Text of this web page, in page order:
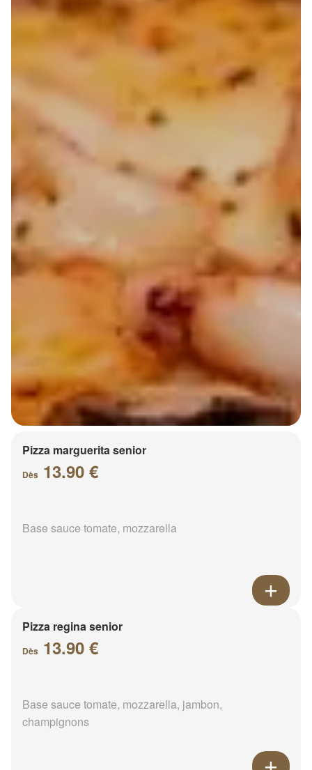
Pizza marguerita senior
Dès 13.90 €
Base sauce tomate, mozzarella
Pizza regina senior
Dès 13.90 €
Base sauce tomate, mozzarella, jambon,
champignons